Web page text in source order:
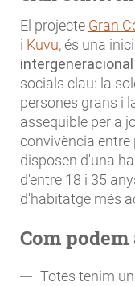
El projecte Gran
i Kuvu, és una
intergeneracional
socials clau: la
persones grans i
assequible per a
convivència
disposen d'una
d'entre 18 i 35
d'habitatge més
Com
Totes tenim